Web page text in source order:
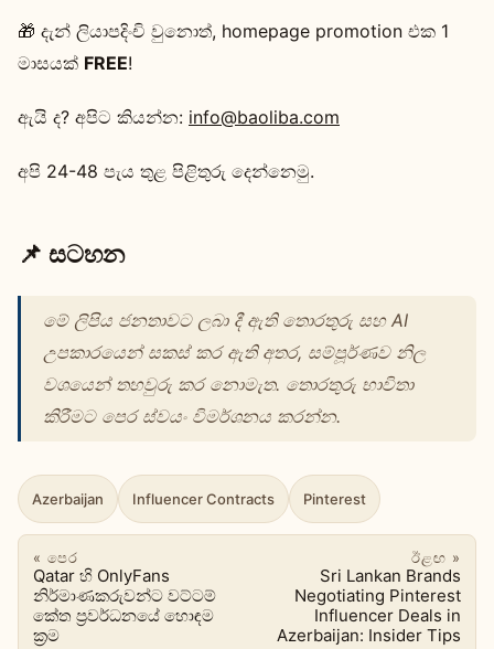
🎁 දැන් ලියාපදිංචි වුනොත්, homepage promotion එක 1
මාසයක් FREE!
ඇයි ද? අපිට කියන්න: info@baoliba.com
අපි 24-48 පැය තුළ පිළිතුරු දෙන්නෙමු.
📌 සටහන
මේ ලිපිය ජනතාවට ලබා දී ඇති තොරතුරු සහ AI
උපකාරයෙන් සකස් කර ඇති අතර, සම්පූර්ණව නිල
වශයෙන් තහවුරු කර නොමැත. තොරතුරු භාවිතා
කිරීමට පෙර ස්වයං විමර්ශනය කරන්න.
Azerbaijan Influencer Contracts Pinterest
« පෙර
Qatar හි OnlyFans
නිර්මාණකරුවන්ට වට්ටම්
කේත ප්‍රවර්ධනයේ හොඳම
ක්‍රම
ඊළඟ »
Sri Lankan Brands
Negotiating Pinterest
Influencer Deals in
Azerbaijan: Insider Tips